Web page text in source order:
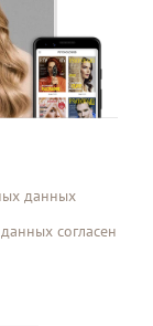
данных
согласен